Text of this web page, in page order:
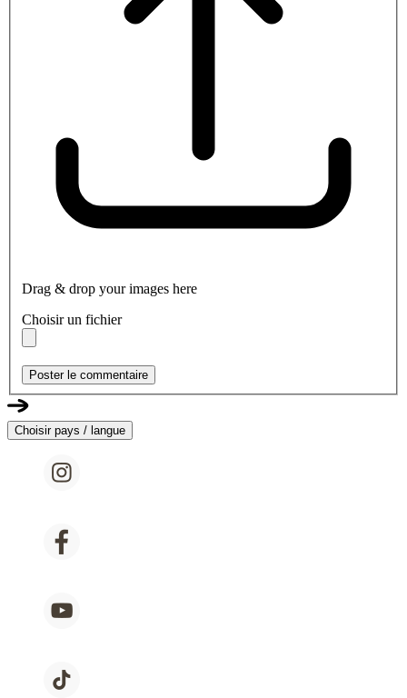
Drag & drop your images here
Choisir un fichier
Poster le commentaire
Choisir pays / langue